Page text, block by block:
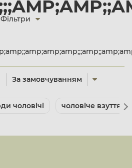
За замовчуванням
Фільтри
чоловічі чоловіче взуття